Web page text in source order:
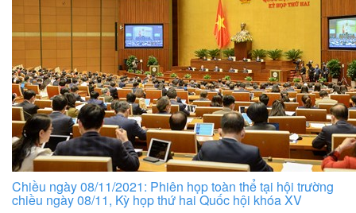
Chiều ngày 08/11/2021: Phiên họp toàn thể tại hội trường
chiều ngày 08/11, Kỳ họp thứ hai Quốc hội khóa XV